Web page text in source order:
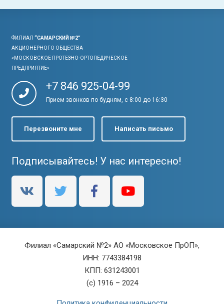
ФИЛИАЛ “САМАРСКИЙ №2”
АКЦИОНЕРНОГО ОБЩЕСТВА
«МОСКОВСКОЕ ПРОТЕЗНО-ОРТОПЕДИЧЕСКОЕ
ПРЕДПРИЯТИЕ»
+7 846 925-04-99
Прием звонков по будням, с 8:00 до 16:30
Перезвоните мне Написать письмо
Подписывайтесь! У нас интересно!
Филиал «Самарский №2» АО «Московское ПрОП»,
ИНН: 7743384198
КПП: 631243001
(c) 1916 – 2024